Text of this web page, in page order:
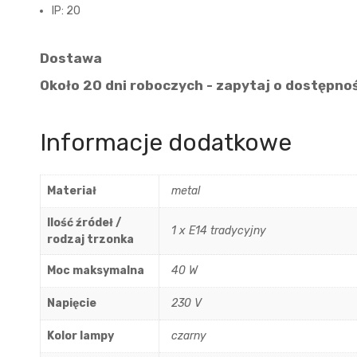
IP: 20
Dostawa
Około 20 dni roboczych - zapytaj o
Informacje dodatkowe
Materiał metal
Ilość źródeł /
rodzaj trzonka
1 x E14 tradycyjny
Moc maksymalna 40 W
Napięcie 230 V
Kolor lampy czarny